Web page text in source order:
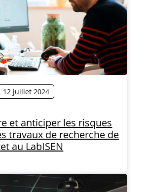
12 juillet 2024
et anticiper les risques
travaux de recherche de
au LabISEN